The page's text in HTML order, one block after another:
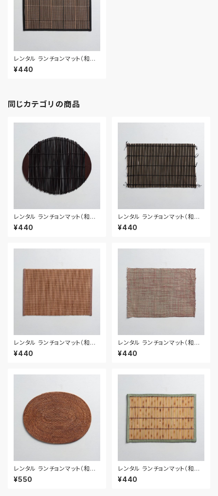
レンタル ランチョンマット（和風）
44.4cm｜MAW021
¥440
同じカテゴリの商品
レンタル ランチョンマット（和風）
42cm｜MAW025
¥440
レンタル ランチョンマット（和風）
54cm｜MAW026
¥440
レンタル ランチョンマット（和風）
44.5cm｜MAW016
¥440
レンタル ランチョンマット（和風）
43.5cm｜MAW017
¥440
レンタル ランチョンマット（和風）
39cm｜MAW018
¥550
レンタル ランチョンマット（和風）
43.5cm｜MAW019
¥440